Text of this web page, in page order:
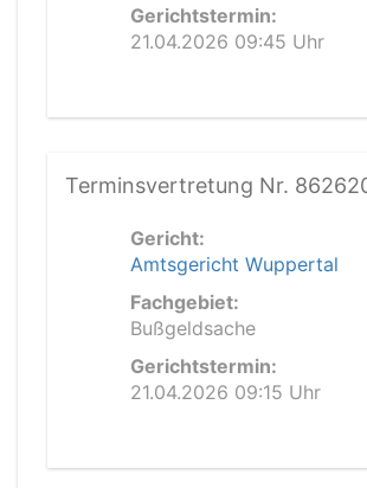
Gerichtstermin:
21.04.2026 09:45 Uhr
Terminsvertretung Nr.
Gericht:
Amtsgericht Wuppertal
Fachgebiet:
Bußgeldsache
Gerichtstermin:
21.04.2026 09:15 Uhr